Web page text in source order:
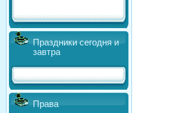
Праздники сегодня и
завтра
Права